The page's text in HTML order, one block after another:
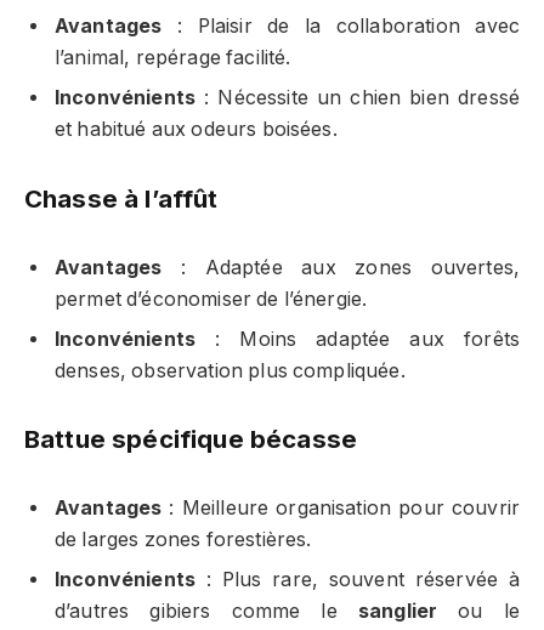
Avantages : Plaisir de la collaboration avec
l’animal, repérage facilité.
Inconvénients : Nécessite un chien bien dressé
et habitué aux odeurs boisées.
Chasse à l’affût
Avantages : Adaptée aux zones ouvertes,
permet d’économiser de l’énergie.
Inconvénients : Moins adaptée aux forêts
denses, observation plus compliquée.
Battue spécifique bécasse
Avantages : Meilleure organisation pour couvrir
de larges zones forestières.
Inconvénients : Plus rare, souvent réservée à
d’autres gibiers comme le sanglier ou le